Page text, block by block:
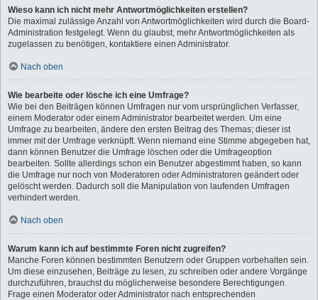
Wieso kann ich nicht mehr Antwortmöglichkeiten erstellen?
Die maximal zulässige Anzahl von Antwortmöglichkeiten wird durch die Board-
Administration festgelegt. Wenn du glaubst, mehr Antwortmöglichkeiten als
zugelassen zu benötigen, kontaktiere einen Administrator.
Nach oben
Wie bearbeite oder lösche ich eine Umfrage?
Wie bei den Beiträgen können Umfragen nur vom ursprünglichen Verfasser,
einem Moderator oder einem Administrator bearbeitet werden. Um eine
Umfrage zu bearbeiten, ändere den ersten Beitrag des Themas; dieser ist
immer mit der Umfrage verknüpft. Wenn niemand eine Stimme abgegeben hat,
dann können Benutzer die Umfrage löschen oder die Umfrageoption
bearbeiten. Sollte allerdings schon ein Benutzer abgestimmt haben, so kann
die Umfrage nur noch von Moderatoren oder Administratoren geändert oder
gelöscht werden. Dadurch soll die Manipulation von laufenden Umfragen
verhindert werden.
Nach oben
Warum kann ich auf bestimmte Foren nicht zugreifen?
Manche Foren können bestimmten Benutzern oder Gruppen vorbehalten sein.
Um diese einzusehen, Beiträge zu lesen, zu schreiben oder andere Vorgänge
durchzuführen, brauchst du möglicherweise besondere Berechtigungen.
Frage einen Moderator oder Administrator nach entsprechenden